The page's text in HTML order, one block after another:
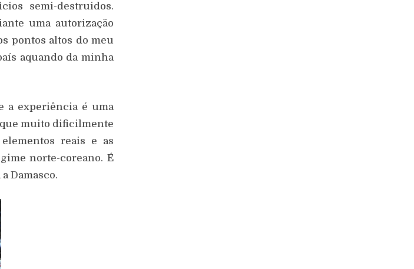
semi-destruidos.
uma autorização
pontos altos do meu
aquando da minha
a experiência é uma
que muito dificilmente
reais e as
norte-coreano. É
Damasco.